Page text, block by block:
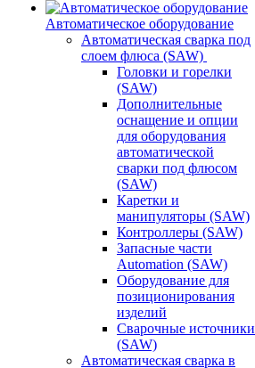
Автоматическое оборудование
Автоматическая сварка под
слоем флюса (SAW)
Головки и горелки
(SAW)
Дополнительные
оснащение и опции
для оборудования
автоматической
сварки под флюсом
(SAW)
Каретки и
манипуляторы (SAW)
Контроллеры (SAW)
Запасные части
Automation (SAW)
Оборудование для
позиционирования
изделий
Сварочные источники
(SAW)
Автоматическая сварка в